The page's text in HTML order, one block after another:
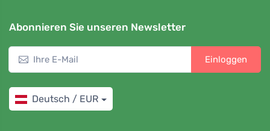
Abonnieren Sie unseren Newsletter
Einloggen
Deutsch / EUR